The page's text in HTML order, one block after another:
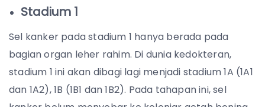
Stadium 1
Sel kanker pada stadium 1 hanya berada pada
bagian organ leher rahim. Di dunia kedokteran,
stadium 1 ini akan dibagi lagi menjadi stadium 1A (1A1
dan 1A2), 1B (1B1 dan 1B2). Pada tahapan ini, sel